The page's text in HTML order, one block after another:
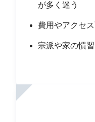
が多く迷う
費用やアクセ
宗派や家の慣